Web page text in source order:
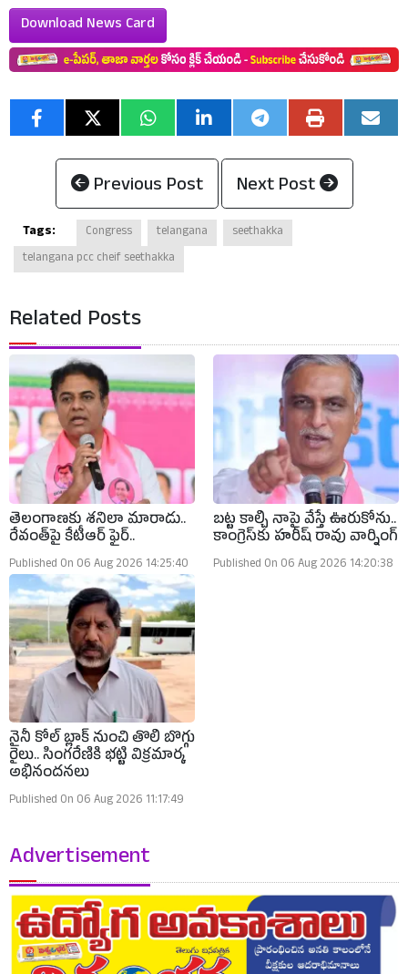
Download News Card
Previous Post Next Post
Tags: Congress telangana
seethakka
telangana pcc cheif seethakka
Related Posts
తెలంగాణకు శనిలా మారాడు..
రేవంత్‌పై కేటీఆర్ ఫైర్..
Published On 06 Aug 2026 14:25:40
బట్ట కాల్చి నాపై వేస్తే ఊరుకోను..
కాంగ్రెస్‌కు హరీష్ రావు వార్నింగ్
Published On 06 Aug 2026 14:20:38
నైనీ కోల్ బ్లాక్ నుంచి తొలి బొగ్గు
రైలు.. సింగరేణికి భట్టి విక్రమార్క
అభినందనలు
Published On 06 Aug 2026 11:17:49
Advertisement